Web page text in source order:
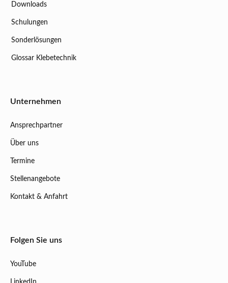
Downloads
Schulungen
Sonderlösungen
Glossar Klebetechnik
Unternehmen
Ansprechpartner
Über uns
Termine
Stellenangebote
Kontakt & Anfahrt
Folgen Sie uns
YouTube